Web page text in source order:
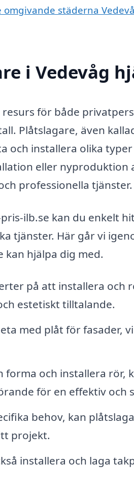
städerna
i Vedevåg
resurs för både
Plåtslagare, även
och installera olika
eller nyproduktion
professionella tjänster.
ilb.se kan du enkelt
tjänster. Här går vi
hjälpa dig med.
på att installera och
estetiskt tilltalande.
med plåt för fasader,
forma och installera rör,
för en effektiv och
behov, kan
projekt.
installera och laga